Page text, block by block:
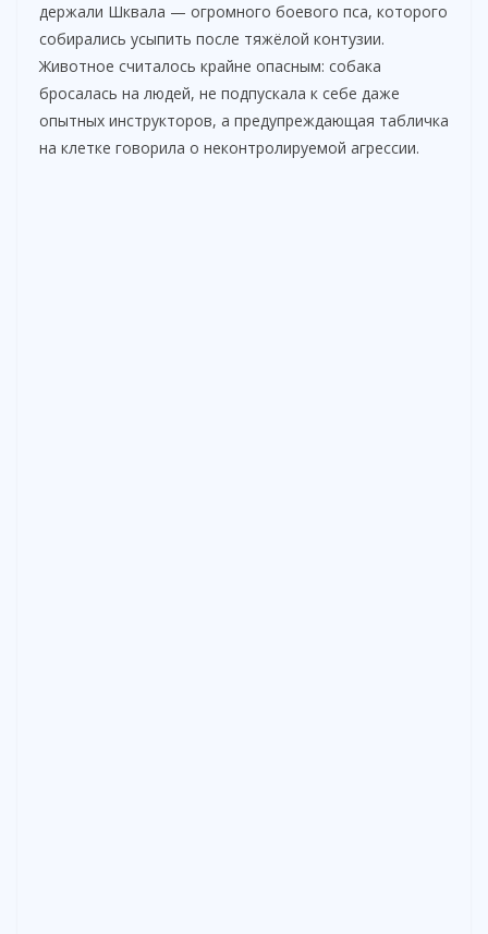
держали Шквала — огромного боевого пса, которого
собирались усыпить после тяжёлой контузии.
Животное считалось крайне опасным: собака
бросалась на людей, не подпускала к себе даже
опытных инструкторов, а предупреждающая табличка
на клетке говорила о неконтролируемой агрессии.